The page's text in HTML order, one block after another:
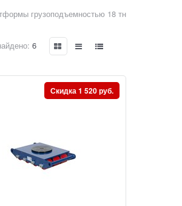
грузоподъемностью 18 тн
6
Скидка 1 520 руб.